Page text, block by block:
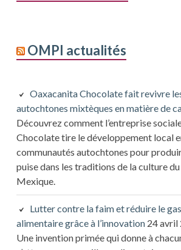
OMPI actualités
Oaxacanita Chocolate fait revivre
autochtones mixtèques en matière de
Découvrez comment l’entreprise
Chocolate tire le développement local
communautés autochtones pour
puise dans les traditions de la culture
Mexique.
Lutter contre la faim et réduire le
alimentaire grâce à l’innovation 24 avril
Une invention primée qui donne à